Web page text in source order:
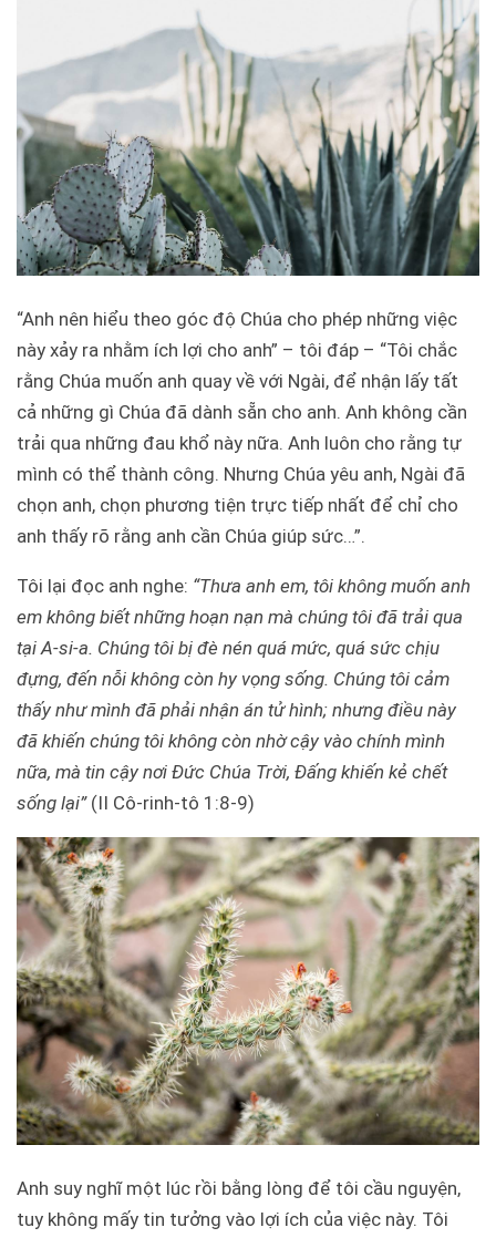
“Anh nên hiểu theo góc độ Chúa cho phép những việc
này xảy ra nhằm ích lợi cho anh” – tôi đáp – “Tôi chắc
rằng Chúa muốn anh quay về với Ngài, để nhận lấy tất
cả những gì Chúa đã dành sẵn cho anh. Anh không cần
trải qua những đau khổ này nữa. Anh luôn cho rằng tự
mình có thể thành công. Nhưng Chúa yêu anh, Ngài đã
chọn anh, chọn phương tiện trực tiếp nhất để chỉ cho
anh thấy rõ rằng anh cần Chúa giúp sức…”.
Tôi lại đọc anh nghe: “Thưa anh em, tôi không muốn anh
em không biết những hoạn nạn mà chúng tôi đã trải qua
tại A-si-a. Chúng tôi bị đè nén quá mức, quá sức chịu
đựng, đến nỗi không còn hy vọng sống. Chúng tôi cảm
thấy như mình đã phải nhận án tử hình; nhưng điều này
đã khiến chúng tôi không còn nhờ cậy vào chính mình
nữa, mà tin cậy nơi Đức Chúa Trời, Đấng khiến kẻ chết
sống lại”(II Cô-rinh-tô 1:8-9)
Anh suy nghĩ một lúc rồi bằng lòng để tôi cầu nguyện,
tuy không mấy tin tưởng vào lợi ích của việc này. Tôi